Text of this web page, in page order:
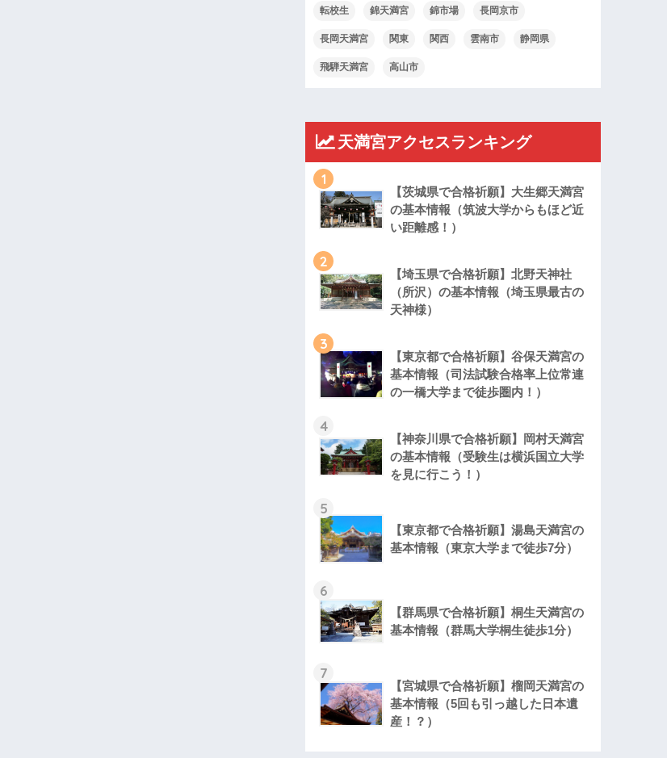
転校生 錦天満宮 錦市場 長岡京市
長岡天満宮 関東 関西 雲南市 静岡県
飛騨天満宮 高山市
天満宮アクセスランキング
1
【茨城県で合格祈願】大生郷天満宮
の基本情報（筑波大学からもほど近
い距離感！）
2
【埼玉県で合格祈願】北野天神社
（所沢）の基本情報（埼玉県最古の
天神様）
3
【東京都で合格祈願】谷保天満宮の
基本情報（司法試験合格率上位常連
の一橋大学まで徒歩圏内！）
4
【神奈川県で合格祈願】岡村天満宮
の基本情報（受験生は横浜国立大学
を見に行こう！）
5
【東京都で合格祈願】湯島天満宮の
基本情報（東京大学まで徒歩7分）
6
【群馬県で合格祈願】桐生天満宮の
基本情報（群馬大学桐生徒歩1分）
7
【宮城県で合格祈願】榴岡天満宮の
基本情報（5回も引っ越した日本遺
産！？）